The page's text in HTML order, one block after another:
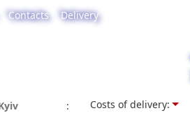
Contacts Delivery
Costs of delivery: